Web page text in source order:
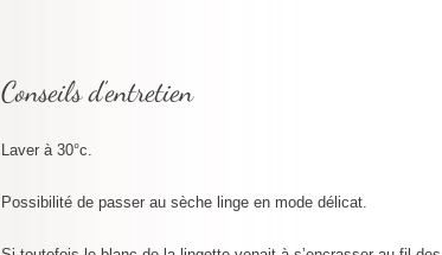
Conseils d’entretien
Laver à 30°c.
Possibilité de passer au sèche linge en mode délicat.